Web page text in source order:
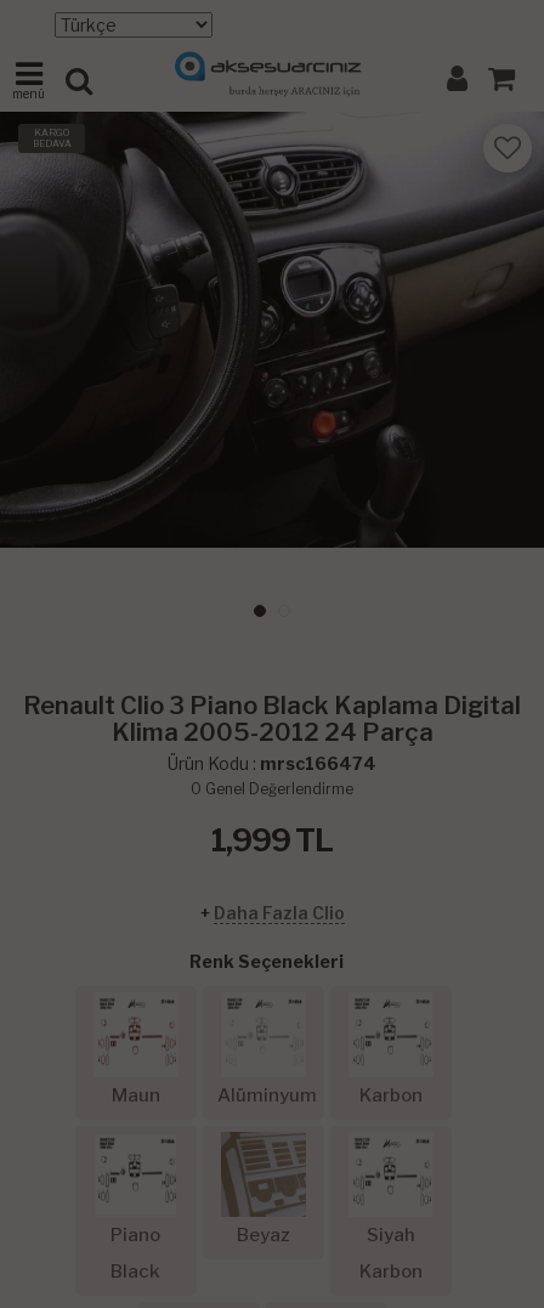
menü
KARGO
BEDAVA
Renault Clio 3 Piano Black Kaplama Digital
Klima 2005-2012 24 Parça
Ürün Kodu : mrsc166474
0 Genel Değerlendirme
1,999TL
+ Daha Fazla Clio
Renk Seçenekleri
Maun Alüminyum Karbon
Piano
Black
Beyaz
Siyah
Karbon